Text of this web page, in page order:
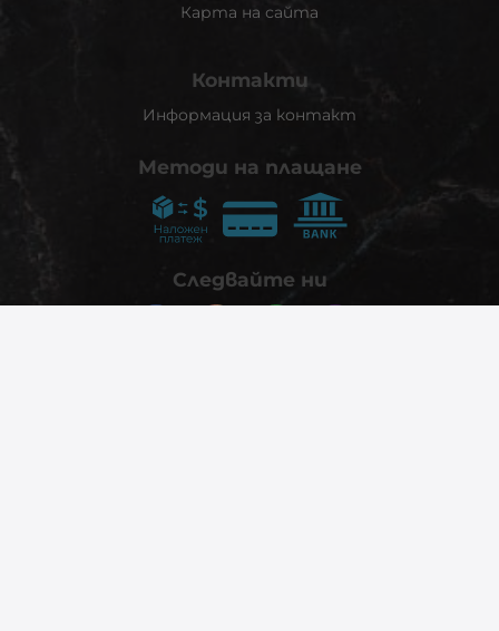
Карта на сайта
Контакти
Информация за контакт
Методи на плащане
Следвайте ни